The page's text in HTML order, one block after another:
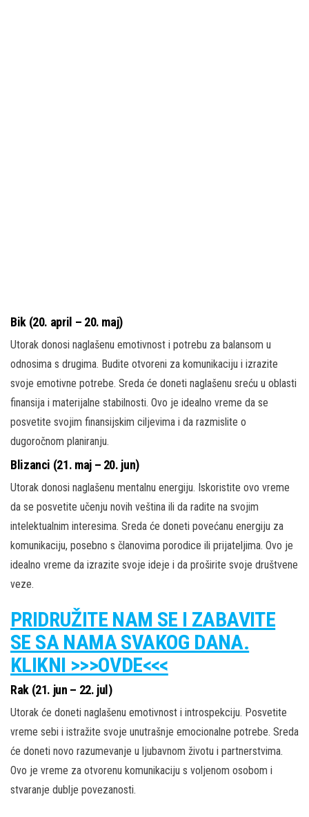
Bik (20. april – 20. maj)
Utorak donosi naglašenu emotivnost i potrebu za balansom u
odnosima s drugima. Budite otvoreni za komunikaciju i izrazite
svoje emotivne potrebe. Sreda će doneti naglašenu sreću u oblasti
finansija i materijalne stabilnosti. Ovo je idealno vreme da se
posvetite svojim finansijskim ciljevima i da razmislite o
dugoročnom planiranju.
Blizanci (21. maj – 20. jun)
Utorak donosi naglašenu mentalnu energiju. Iskoristite ovo vreme
da se posvetite učenju novih veština ili da radite na svojim
intelektualnim interesima. Sreda će doneti povećanu energiju za
komunikaciju, posebno s članovima porodice ili prijateljima. Ovo je
idealno vreme da izrazite svoje ideje i da proširite svoje društvene
veze.
PRIDRUŽITE NAM SE I ZABAVITE
SE SA NAMA SVAKOG DANA.
KLIKNI >>>OVDE<<<
Rak (21. jun – 22. jul)
Utorak će doneti naglašenu emotivnost i introspekciju. Posvetite
vreme sebi i istražite svoje unutrašnje emocionalne potrebe. Sreda
će doneti novo razumevanje u ljubavnom životu i partnerstvima.
Ovo je vreme za otvorenu komunikaciju s voljenom osobom i
stvaranje dublje povezanosti.